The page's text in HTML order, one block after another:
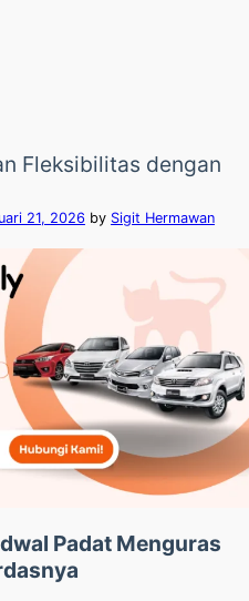
Fleksibilitas dengan
21, 2026 by Sigit Hermawan
Padat Menguras